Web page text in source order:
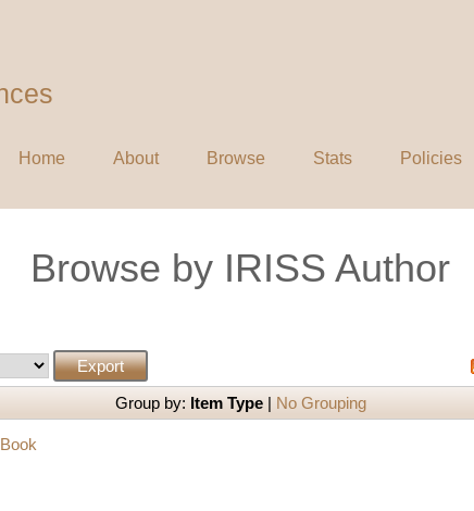
Home About Browse Stats
Policies
Browse by IRISS Author
Group by: Item Type| No Grouping
Book